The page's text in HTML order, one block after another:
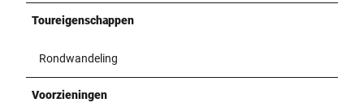
Toureigenschappen
Rondwandeling
Voorzieningen